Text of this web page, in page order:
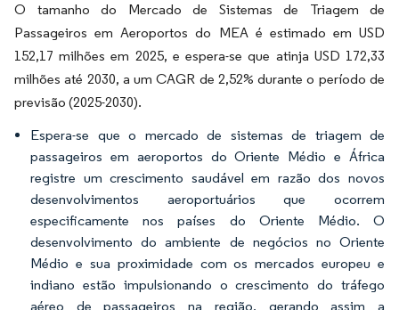
O tamanho do Mercado de Sistemas de Triagem de
Passageiros em Aeroportos do MEA é estimado em USD
152,17 milhões em 2025, e espera-se que atinja USD 172,33
milhões até 2030, a um CAGR de 2,52% durante o período de
previsão (2025-2030).
Espera-se que o mercado de sistemas de triagem de
passageiros em aeroportos do Oriente Médio e África
registre um crescimento saudável em razão dos novos
desenvolvimentos aeroportuários que ocorrem
especificamente nos países do Oriente Médio. O
desenvolvimento do ambiente de negócios no Oriente
Médio e sua proximidade com os mercados europeu e
indiano estão impulsionando o crescimento do tráfego
aéreo de passageiros na região, gerando assim a